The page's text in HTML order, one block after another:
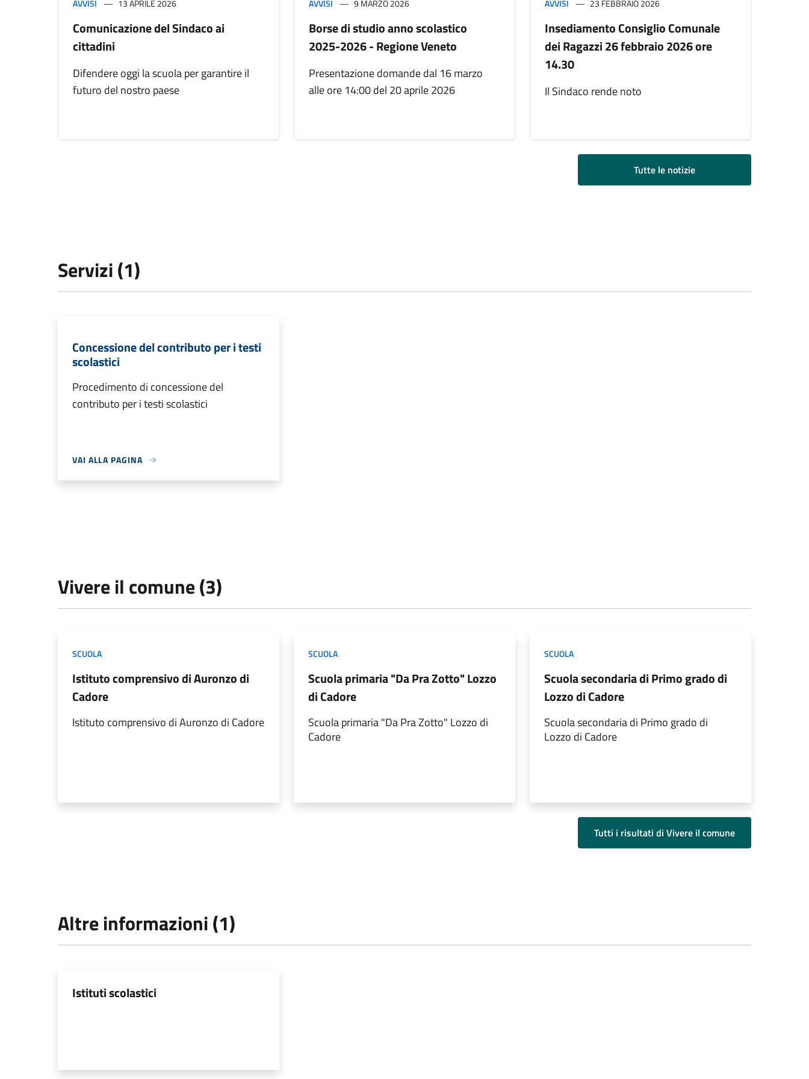
AVVISI 13 APRILE 2026
Comunicazione del Sindaco ai
cittadini
Difendere oggi la scuola per garantire il
futuro del nostro paese
AVVISI 9 MARZO 2026
Borse di studio anno scolastico
2025-2026 - Regione Veneto
Presentazione domande dal 16 marzo
alle ore 14:00 del 20 aprile 2026
AVVISI 23 FEBBRAIO 2026
Insediamento Consiglio Comunale
dei Ragazzi 26 febbraio 2026 ore
14.30
Il Sindaco rende noto
Tutte le notizie
Servizi (1)
Concessione del contributo per i testi
scolastici
Procedimento di concessione del
contributo per i testi scolastici
VAI ALLA PAGINA
Vivere il comune (3)
SCUOLA
Istituto comprensivo di Auronzo di
Cadore
Istituto comprensivo di Auronzo di Cadore
SCUOLA
Scuola primaria "Da Pra Zotto" Lozzo
di Cadore
Scuola primaria "Da Pra Zotto" Lozzo di
Cadore
SCUOLA
Scuola secondaria di Primo grado di
Lozzo di Cadore
Scuola secondaria di Primo grado di
Lozzo di Cadore
Tutti i risultati di Vivere il comune
Altre informazioni (1)
Istituti scolastici